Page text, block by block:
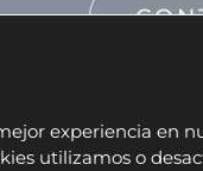
experiencia en
utilizamos o